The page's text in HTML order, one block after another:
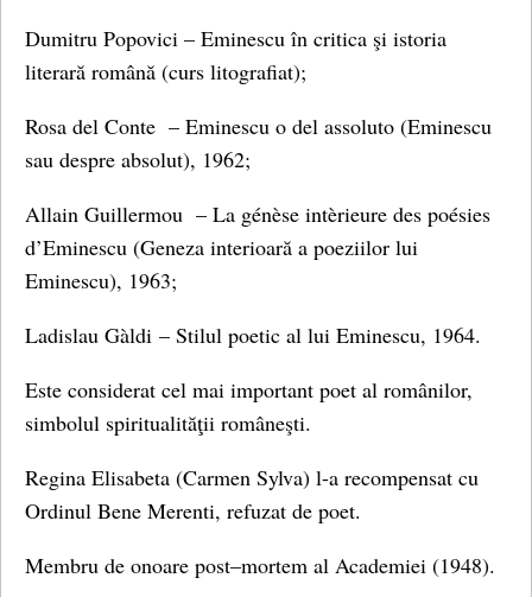
Dumitru Popovici – Eminescu în critica şi istoria
literară română (curs litografiat);
Rosa del Conte – Eminescu o del assoluto (Eminescu
sau despre absolut), 1962;
Allain Guillermou – La génèse intèrieure des poésies
d’Eminescu (Geneza interioară a poeziilor lui
Eminescu), 1963;
Ladislau Gàldi – Stilul poetic al lui Eminescu, 1964.
Este considerat cel mai important poet al românilor,
simbolul spiritualităţii româneşti.
Regina Elisabeta (Carmen Sylva) l-a recompensat cu
Ordinul Bene Merenti, refuzat de poet.
Membru de onoare post–mortem al Academiei (1948).